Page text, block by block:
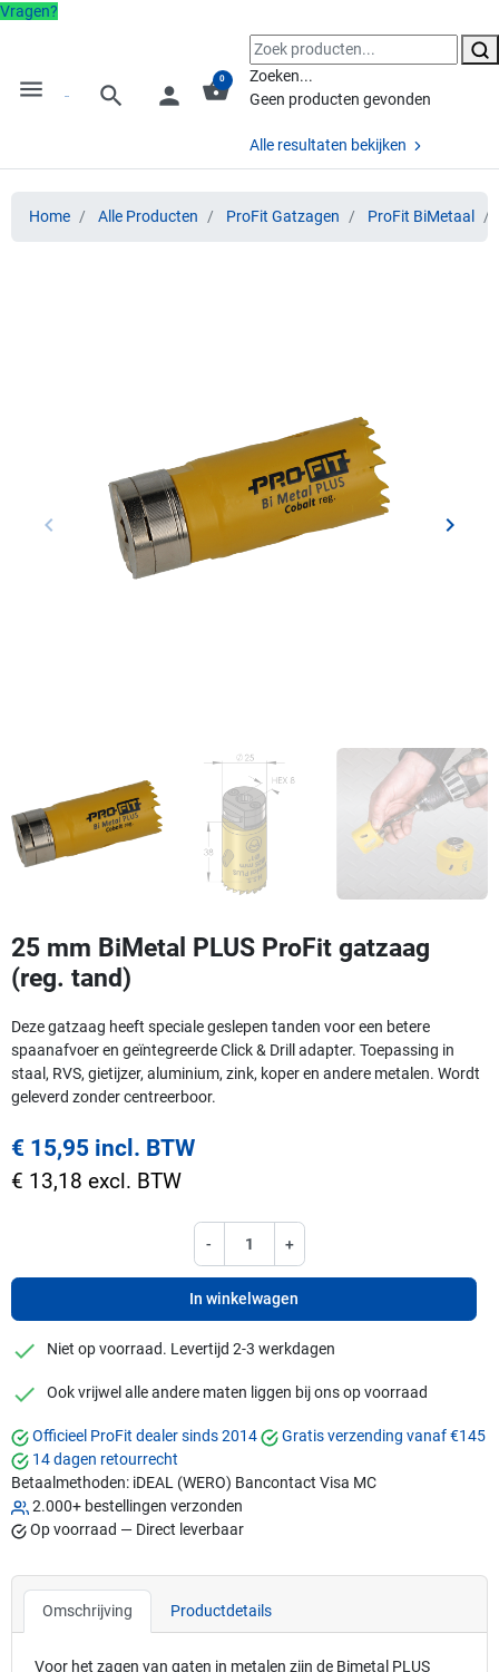
Vragen?
menu search person shopping_basket
0
Zoeken...
Geen producten gevonden
Alle resultaten bekijken
Home Alle Producten ProFit Gatzagen ProFit BiMetaal
Vorige
keyboard_arrow_left keyboard_arrow_right
25 mm BiMetal PLUS ProFit gatzaag
(reg. tand)
Deze gatzaag heeft speciale geslepen tanden voor een betere
spaanafvoer en geïntegreerde Click & Drill adapter. Toepassing in
staal, RVS, gietijzer, aluminium, zink, koper en andere metalen. Wordt
geleverd zonder centreerboor.
€ 15,95 incl. BTW
€ 13,18 excl. BTW
- +
In winkelwagen
checkmark
Niet op voorraad. Levertijd 2-3 werkdagen
checkmark
Ook vrijwel alle andere maten liggen bij ons op voorraad
Officieel ProFit dealer sinds 2014
Gratis verzending vanaf €145
14 dagen retourrecht
Betaalmethoden: iDEAL (WERO) Bancontact Visa MC
2.000+ bestellingen verzonden
Op voorraad — Direct leverbaar
Omschrijving Productdetails
Voor het zagen van gaten in metalen zijn de Bimetal PLUS